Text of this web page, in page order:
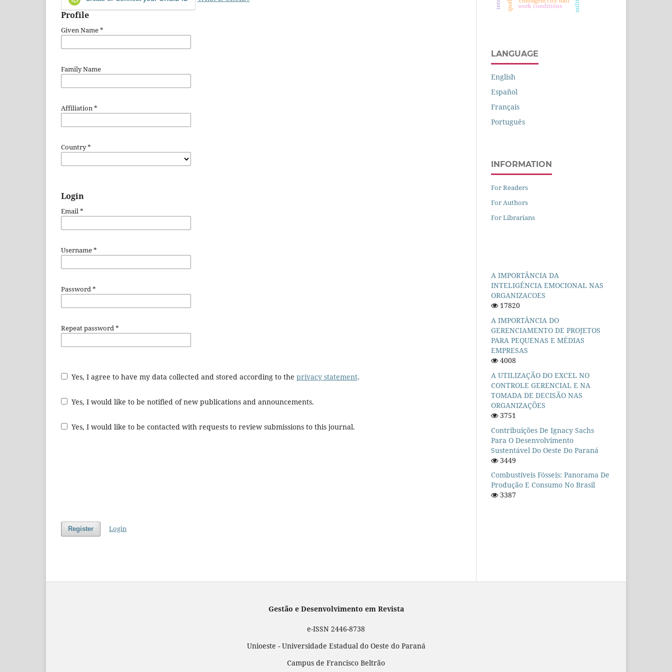
Profile
Given Name*
Family Name
Affiliation*
Country*
Login
Email*
Username*
Password*
Repeat password*
Yes, I agree to have my data collected and stored according to the privacy statement.
Yes, I would like to be notified of new publications and announcements.
Yes, I would like to be contacted with requests to review submissions to this journal.
Register Login
work conditions
LANGUAGE
English
Español
Français
Português
INFORMATION
For Readers
For Authors
For Librarians
A IMPORTÂNCIA DA
INTELIGÊNCIA EMOCIONAL NAS
ORGANIZACOES
17820
A IMPORTÂNCIA DO
GERENCIAMENTO DE PROJETOS
PARA PEQUENAS E MÉDIAS
EMPRESAS
4008
A UTILIZAÇÃO DO EXCEL NO
CONTROLE GERENCIAL E NA
TOMADA DE DECISÃO NAS
ORGANIZAÇÕES
3751
Contribuições De Ignacy Sachs
Para O Desenvolvimento
Sustentável Do Oeste Do Paraná
3449
Combustíveis Fósseis: Panorama De
Produção E Consumo No Brasil
3387
Gestão e Desenvolvimento em Revista
e-ISSN 2446-8738
Unioeste - Universidade Estadual do Oeste do Paraná
Campus de Francisco Beltrão